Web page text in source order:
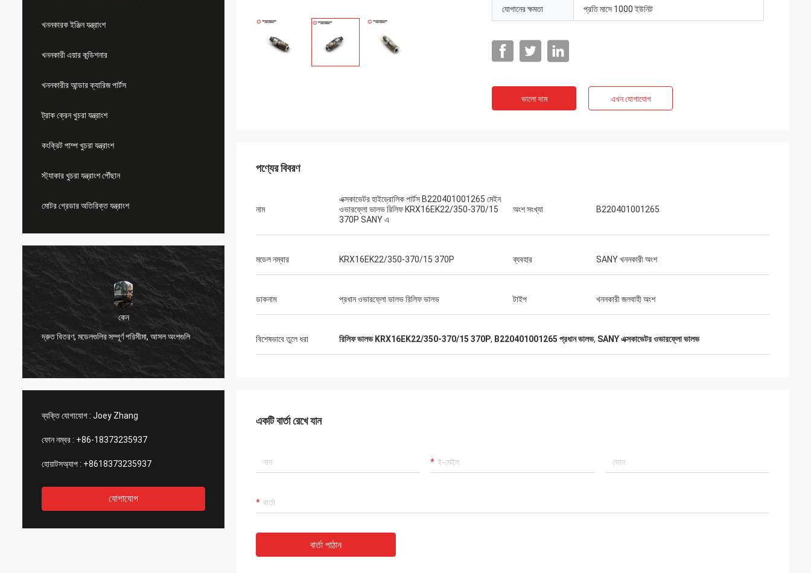
খননকারক ইঞ্জিন যন্ত্রাংশ
খননকারী এয়ার কন্ডিশনার
খননকারীর আন্ডার ক্যারিজ পার্টস
ট্রাক ক্রেন খুচরা যন্ত্রাংশ
কংক্রিট পাম্প খুচরা যন্ত্রাংশ
স্ট্যাকার খুচরা যন্ত্রাংশ পৌঁছান
মোটর গ্রেডার অতিরিক্ত যন্ত্রাংশ
কেন
দ্রুত বিতরণ, মডেলগুলির সম্পূর্ণ পরিসীমা, আসল অংশগুলি
মাইকেল
খুব ভাল কেনার অভিজ্ঞতা।
ব্যক্তি যোগাযোগ : Joey Zhang
ফোন নম্বর : +86-18373235937
হোয়াটসঅ্যাপ : +8618373235937
যোগাযোগ
যোগানের ক্ষমতা প্রতি মাসে 1000 ইউনিট
ভালো দাম এখন যোগাযোগ
পণ্যের বিবরণ
নাম
এক্সকাভেটর হাইড্রোলিক পার্টস B220401001265 মেইন
ওভারফ্লো ভালভ রিলিফ KRX16EK22/350-370/15
370P SANY এ
অংশ সংখ্যা B220401001265
মডেল নম্বার KRX16EK22/350-370/15 370P ব্যবহার SANY খননকারী অংশ
ডাকনাম প্রধান ওভারফ্লো ভালভ রিলিফ ভালভ টাইপ খননকারী জলবাহী অংশ
বিশেষভাবে তুলে ধরা রিলিফ ভালভ KRX16EK22/350-370/15 370P, B220401001265 প্রধান ভালভ, SANY এক্সকাভেটর ওভারফ্লো ভালভ
একটি বার্তা রেখে যান
বার্তা পাঠান